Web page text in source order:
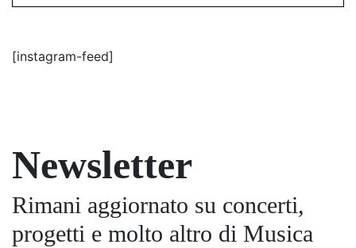
[instagram-feed]
Newsletter
Rimani aggiornato su concerti,
progetti e molto altro di Musica